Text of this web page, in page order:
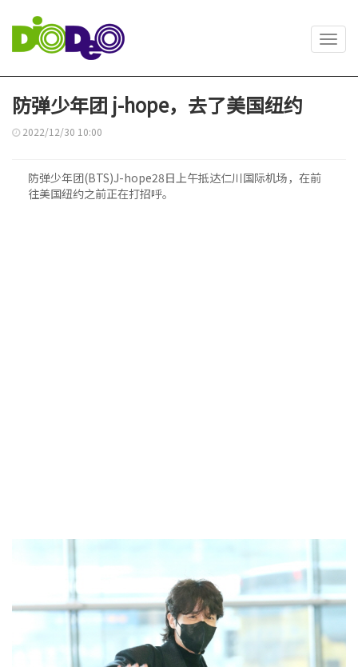
防弹少年团 j-hope，去了美国纽约
2022/12/30 10:00
防弹少年团(BTS)J-hope28日上午抵达仁川国际机场，在前
往美国纽约之前正在打招呼。